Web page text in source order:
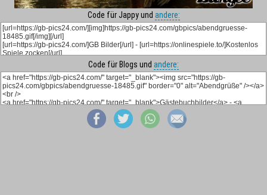
Code für Jappy und andere:
Code für Blogs und andere: